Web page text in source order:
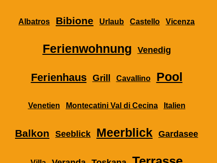
Albatros Bibione Urlaub Castello Vicenza
Ferienwohnung Venedig
Ferienhaus Grill Cavallino Pool
Venetien Montecatini Val di Cecina Italien
Balkon Seeblick Meerblick Gardasee